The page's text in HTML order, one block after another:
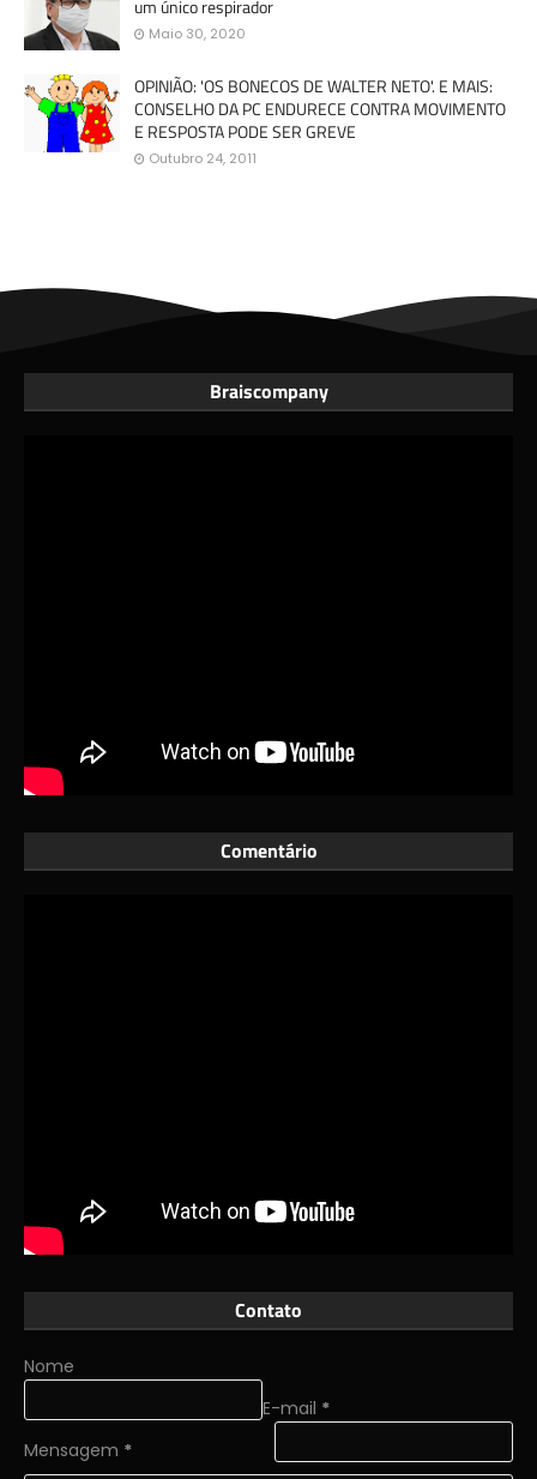
um único respirador
Maio 30, 2020
OPINIÃO: 'OS BONECOS DE WALTER NETO'. E MAIS:
CONSELHO DA PC ENDURECE CONTRA MOVIMENTO
E RESPOSTA PODE SER GREVE
Outubro 24, 2011
Braiscompany
Comentário
Contato
Nome
E-mail *
Mensagem *